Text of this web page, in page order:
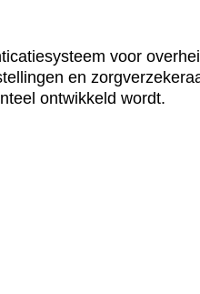
voor
en
ontwikkeld wordt.